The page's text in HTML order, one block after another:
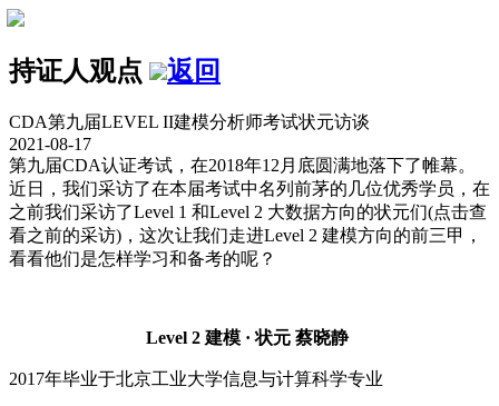
持证人观点 返回
CDA第九届LEVEL II建模分析师考试状元访谈
2021-08-17
第九届CDA认证考试，在2018年12月底圆满地落下了帷幕。
近日，我们采访了在本届考试中名列前茅的几位优秀学员，在
之前我们采访了Level 1 和Level 2 大数据方向的状元们(点击查
看之前的采访)，这次让我们走进Level 2 建模方向的前三甲，
看看他们是怎样学习和备考的呢？
Level 2 建模 · 状元 蔡晓静
2017年毕业于北京工业大学信息与计算科学专业